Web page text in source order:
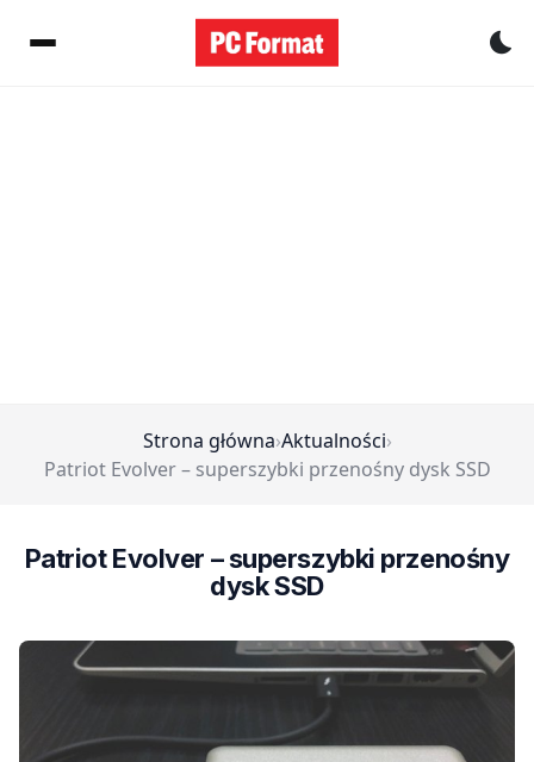
Strona główna›Aktualności›
Patriot Evolver – superszybki przenośny dysk SSD
Patriot Evolver – superszybki przenośny
dysk SSD